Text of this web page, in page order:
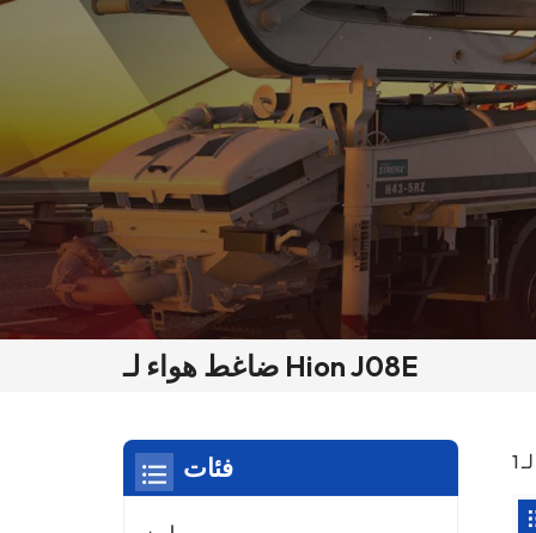
ضاغط هواء لـ Hion J08E
فئات